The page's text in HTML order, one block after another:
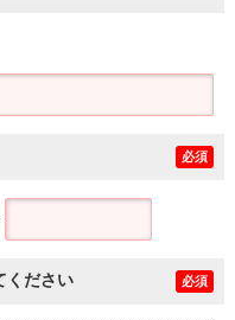
必須
ください 必須